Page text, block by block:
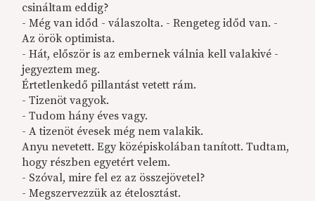
csináltam eddig?
- Még van időd - válaszolta. - Rengeteg időd van. -
Az örök optimista.
- Hát, először is az embernek válnia kell valakivé -
jegyeztem meg.
Értetlenkedő pillantást vetett rám.
- Tizenöt vagyok.
- Tudom hány éves vagy.
- A tizenöt évesek még nem valakik.
Anyu nevetett. Egy középiskolában tanított. Tudtam,
hogy részben egyetért velem.
- Szóval, mire fel ez az összejövetel?
- Megszervezzük az ételosztást.